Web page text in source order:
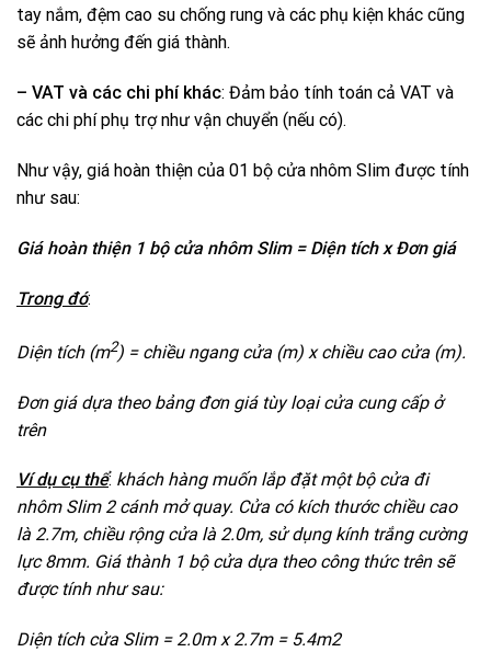
tay nắm, đệm cao su chống rung và các phụ kiện khác cũng
sẽ ảnh hưởng đến giá thành.
– VAT và các chi phí khác: Đảm bảo tính toán cả VAT và
các chi phí phụ trợ như vận chuyển (nếu có).
Như vậy, giá hoàn thiện của 01 bộ cửa nhôm Slim được tính
như sau:
Giá hoàn thiện 1 bộ cửa nhôm Slim = Diện tích x Đơn giá
Trong đó:
Diện tích (m2) = chiều ngang cửa (m) x chiều cao cửa (m).
Đơn giá dựa theo bảng đơn giá tùy loại cửa cung cấp ở
trên
Ví dụ cụ thể: khách hàng muốn lắp đặt một bộ cửa đi
nhôm Slim 2 cánh mở quay. Cửa có kích thước chiều cao
là 2.7m, chiều rộng cửa là 2.0m, sử dụng kính trắng cường
lực 8mm. Giá thành 1 bộ cửa dựa theo công thức trên sẽ
được tính như sau:
Diện tích cửa Slim = 2.0m x 2.7m = 5.4m2